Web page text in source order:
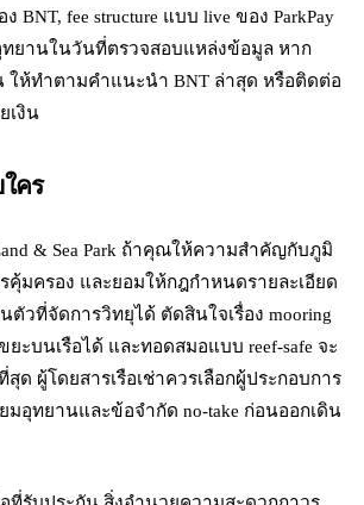
BNT, fee structure แบบ live ของ ParkPay
ยานในวันที่ตรวจสอบแหล่งข้อมูล หาก
ให้ทำตามคำแนะนำ BNT ล่าสุด หรือติดต่อ
เงิน
คร
& Sea Park ถ้าคุณให้ความสำคัญกับภูมิ
คุ้มครอง และยอมให้กฎกำหนดรายละเอียด
ตัวที่จัดการวิทยุได้ ตัดสินใจเรื่อง mooring
ะบนเรือได้ และทอดสมอแบบ reef-safe จะ
ด ผู้โดยสารเรือเช่าควรเลือกผู้ประกอบการ
มอุทยานและข้อจำกัด no-take ก่อนออกเดิน